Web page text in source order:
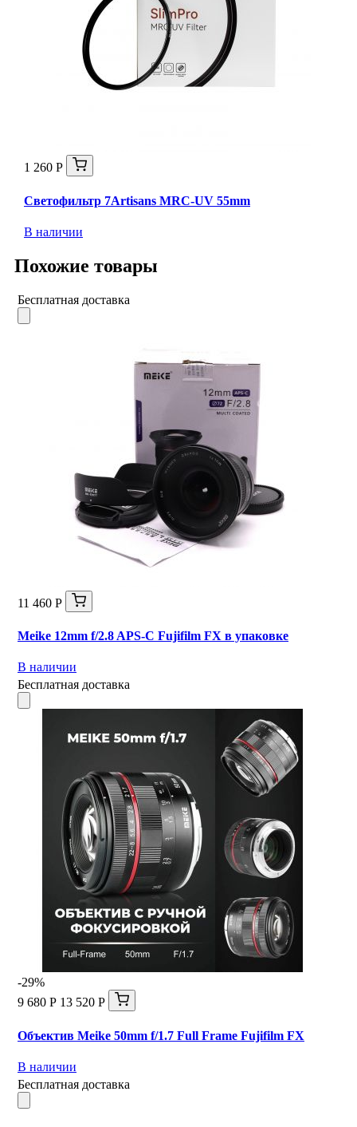
1 260 Р
Светофильтр 7Artisans MRC-UV 55mm
В наличии
Похожие товары
Бесплатная доставка
11 460 Р
Meike 12mm f/2.8 APS-C Fujifilm FX в упаковке
В наличии
Бесплатная доставка
-29%
9 680 Р 13 520 Р
Объектив Meike 50mm f/1.7 Full Frame Fujifilm FX
В наличии
Бесплатная доставка